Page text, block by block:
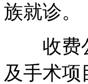
族就诊。
收费公
及手术项